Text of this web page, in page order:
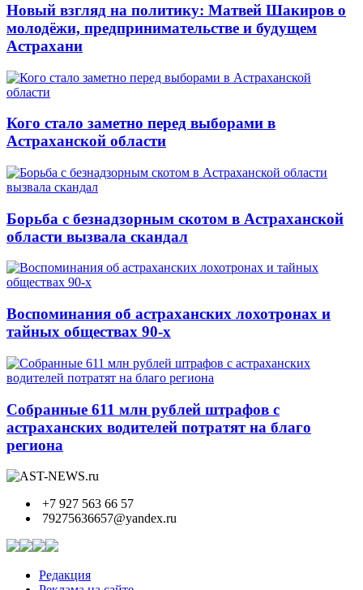
Новый взгляд на политику: Матвей Шакиров о
молодёжи, предпринимательстве и будущем
Астрахани
Кого стало заметно перед выборами в
Астраханской области
Борьба с безнадзорным скотом в Астраханской
области вызвала скандал
Воспоминания об астраханских лохотронах и
тайных обществах 90-х
Собранные 611 млн рублей штрафов с
астраханских водителей потратят на благо
региона
+7 927 563 66 57
79275636657@yandex.ru
Редакция